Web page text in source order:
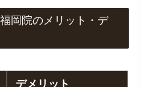
岡院のメリット・デ
デメリット